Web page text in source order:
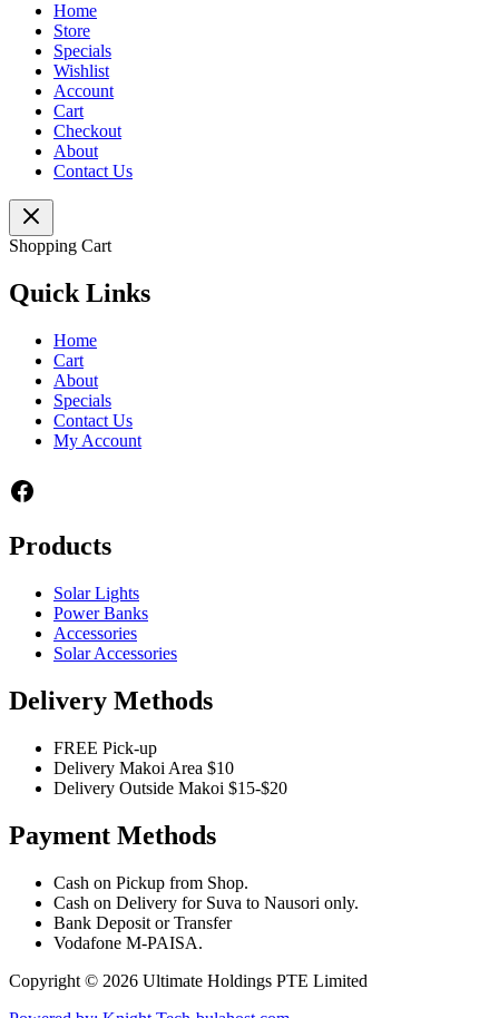
Home
Store
Specials
Wishlist
Account
Cart
Checkout
About
Contact Us
Shopping Cart
Quick Links
Home
Cart
About
Specials
Contact Us
My Account
Facebook
Products
Solar Lights
Power Banks
Accessories
Solar Accessories
Delivery Methods
FREE Pick-up
Delivery Makoi Area $10
Delivery Outside Makoi $15-$20
Payment Methods
Cash on Pickup from Shop.
Cash on Delivery for Suva to Nausori only.
Bank Deposit or Transfer
Vodafone M-PAISA.
Copyright © 2026 Ultimate Holdings PTE Limited